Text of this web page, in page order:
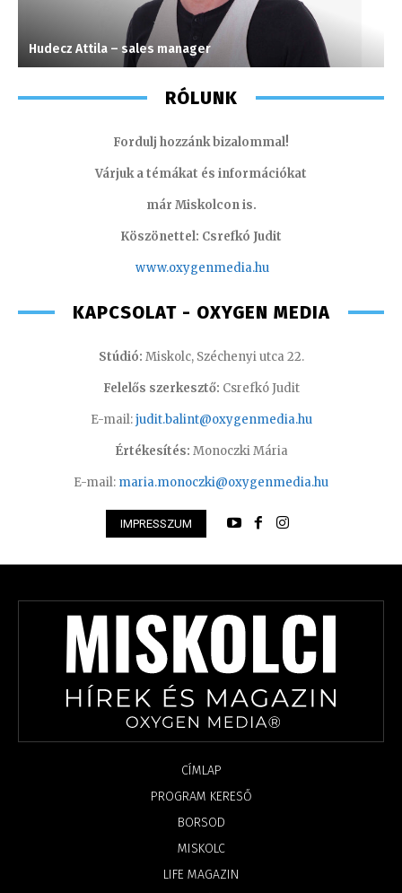
Hudecz Attila – sales manager
RÓLUNK
Fordulj hozzánk bizalommal!
Várjuk a témákat és információkat
már Miskolcon is.
Köszönettel: Csrefkó Judit
www.oxygenmedia.hu
KAPCSOLAT - OXYGEN MEDIA
Stúdió: Miskolc, Széchenyi utca 22.
Felelős szerkesztő: Csrefkó Judit
E-mail:judit.balint@oxygenmedia.hu
Értékesítés: Monoczki Mária
E-mail: maria.monoczki@oxygenmedia.hu
IMPRESSZUM
CÍMLAP
PROGRAM KERESŐ
BORSOD
MISKOLC
LIFE MAGAZIN